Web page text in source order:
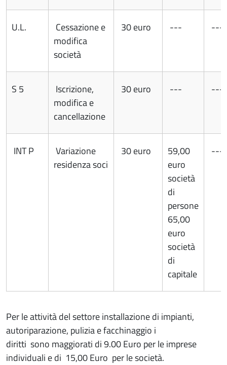
U.L.
Cessazione e
modifica
società
30 euro --- ---
S 5
Iscrizione,
modifica e
cancellazione
30 euro --- ---
INT P
Variazione
residenza soci
30 euro
59,00
euro
società
di
persone
65,00
euro
società
di
capitale
---
Per le attività del settore installazione di impianti,
autoriparazione, pulizia e facchinaggio i
diritti sono maggiorati di 9.00 Euro per le imprese
individuali e di 15,00 Euro per le società.